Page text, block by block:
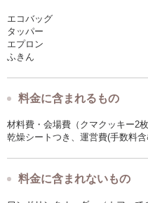
エコバッグ
タッパー
エプロン
ふきん
料金に含まれるもの
材料費・会場費（クマクッキー2
乾燥シートつき、運営費(手数料
料金に含まれないもの